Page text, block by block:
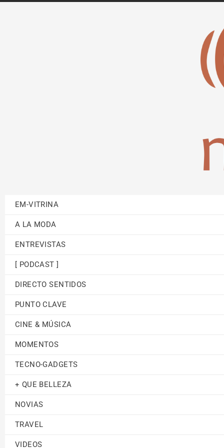
EM-VITRINA
A LA MODA
ENTREVISTAS
[ PODCAST ]
DIRECTO SENTIDOS
PUNTO CLAVE
CINE & MÚSICA
MOMENTOS
TECNO-GADGETS
+ QUE BELLEZA
NOVIAS
TRAVEL
VIDEOS